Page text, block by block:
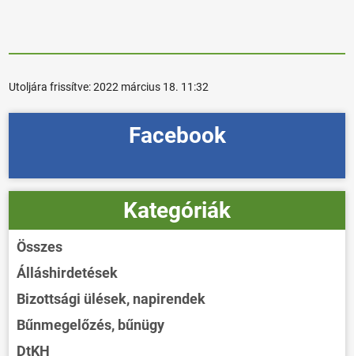
Utoljára frissítve:2022 március 18. 11:32
Facebook
Kategóriák
Összes
Álláshirdetések
Bizottsági ülések, napirendek
Bűnmegelőzés, bűnügy
DtKH